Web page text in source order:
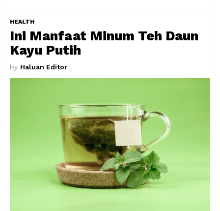
HEALTH
Ini Manfaat Minum Teh Daun
Kayu Putih
by Haluan Editor